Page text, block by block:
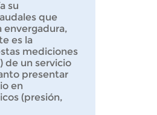
su
que
envergadura,
es la
mediciones
de un servicio
presentar
en
(presión,